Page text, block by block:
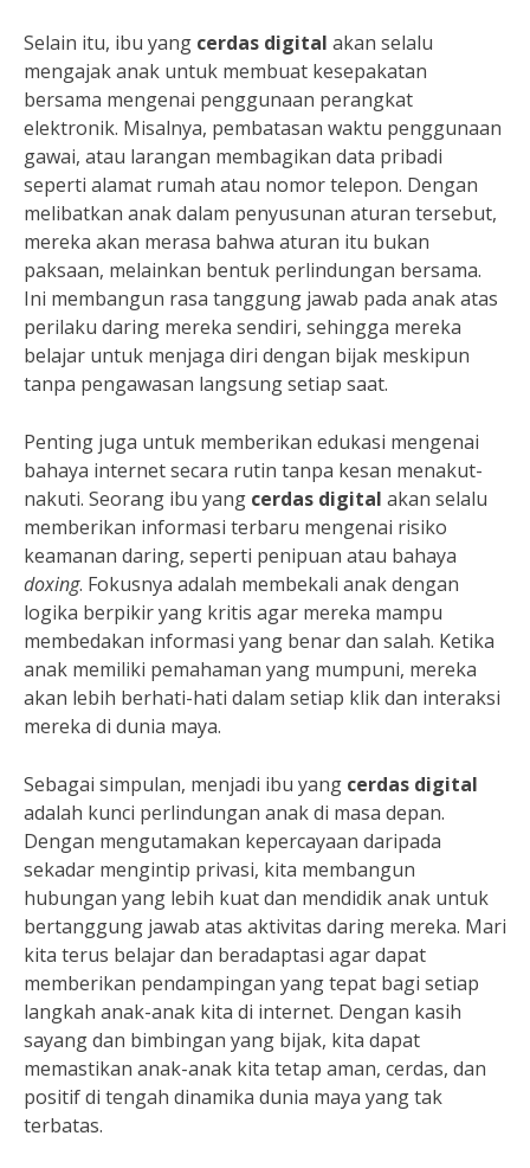
Selain itu, ibu yang cerdas digital akan selalu
mengajak anak untuk membuat kesepakatan
bersama mengenai penggunaan perangkat
elektronik. Misalnya, pembatasan waktu penggunaan
gawai, atau larangan membagikan data pribadi
seperti alamat rumah atau nomor telepon. Dengan
melibatkan anak dalam penyusunan aturan tersebut,
mereka akan merasa bahwa aturan itu bukan
paksaan, melainkan bentuk perlindungan bersama.
Ini membangun rasa tanggung jawab pada anak atas
perilaku daring mereka sendiri, sehingga mereka
belajar untuk menjaga diri dengan bijak meskipun
tanpa pengawasan langsung setiap saat.
Penting juga untuk memberikan edukasi mengenai
bahaya internet secara rutin tanpa kesan menakut-
nakuti. Seorang ibu yang cerdas digital akan selalu
memberikan informasi terbaru mengenai risiko
keamanan daring, seperti penipuan atau bahaya
doxing. Fokusnya adalah membekali anak dengan
logika berpikir yang kritis agar mereka mampu
membedakan informasi yang benar dan salah. Ketika
anak memiliki pemahaman yang mumpuni, mereka
akan lebih berhati-hati dalam setiap klik dan interaksi
mereka di dunia maya.
Sebagai simpulan, menjadi ibu yang cerdas digital
adalah kunci perlindungan anak di masa depan.
Dengan mengutamakan kepercayaan daripada
sekadar mengintip privasi, kita membangun
hubungan yang lebih kuat dan mendidik anak untuk
bertanggung jawab atas aktivitas daring mereka. Mari
kita terus belajar dan beradaptasi agar dapat
memberikan pendampingan yang tepat bagi setiap
langkah anak-anak kita di internet. Dengan kasih
sayang dan bimbingan yang bijak, kita dapat
memastikan anak-anak kita tetap aman, cerdas, dan
positif di tengah dinamika dunia maya yang tak
terbatas.